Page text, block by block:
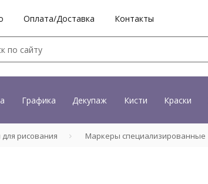
Оплата/Доставка Контакты
Графика Декупаж Кисти Краски
рисования Маркеры специализированные